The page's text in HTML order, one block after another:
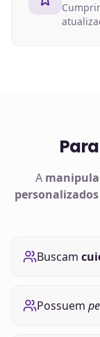
A
personalizados
Buscam
Possuem